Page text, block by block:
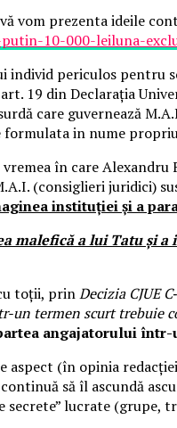
vom prezenta ideile
10-000-leiluna-
individ periculos pentru
19 din Declarația
care guvernează
formulata in nume
în care
(consiglieri juridici)
instituției și a
malefică a lui Tatu și
toții, prinDecizia CJUE
un termen scurt trebuie
angajatorului într-
aspect (în opinia
să îl ascundă
secrete” lucrate